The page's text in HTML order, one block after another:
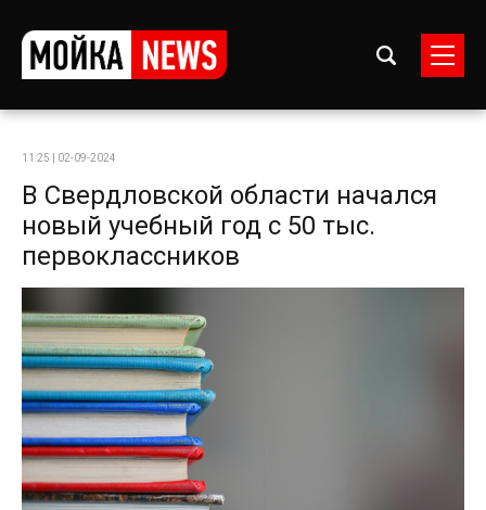
11:25 | 02-09-2024
В Свердловской области начался
новый учебный год с 50 тыс.
первоклассников